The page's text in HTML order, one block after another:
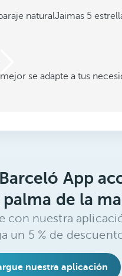
naturalJaimas 5
se adapte a tus
App
palma de la
con nuestra
un 5 % de
nuestra aplicación